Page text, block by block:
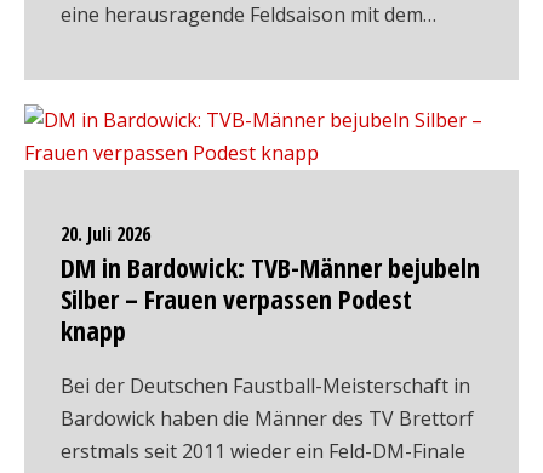
eine herausragende Feldsaison mit dem…
20. Juli 2026
DM in Bardowick: TVB-Männer bejubeln
Silber – Frauen verpassen Podest
knapp
Bei der Deutschen Faustball-Meisterschaft in
Bardowick haben die Männer des TV Brettorf
erstmals seit 2011 wieder ein Feld-DM-Finale